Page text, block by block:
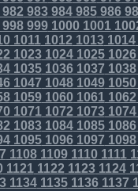
983984985986
99899910001001
10111012 10131014
1023102410251026
103510361037 1038
1047 104810491050
1059106010611062
10711072 10731074
1083108410851086
109510961097 1098
1108110911101111
11211122 11231124
1134113511361137